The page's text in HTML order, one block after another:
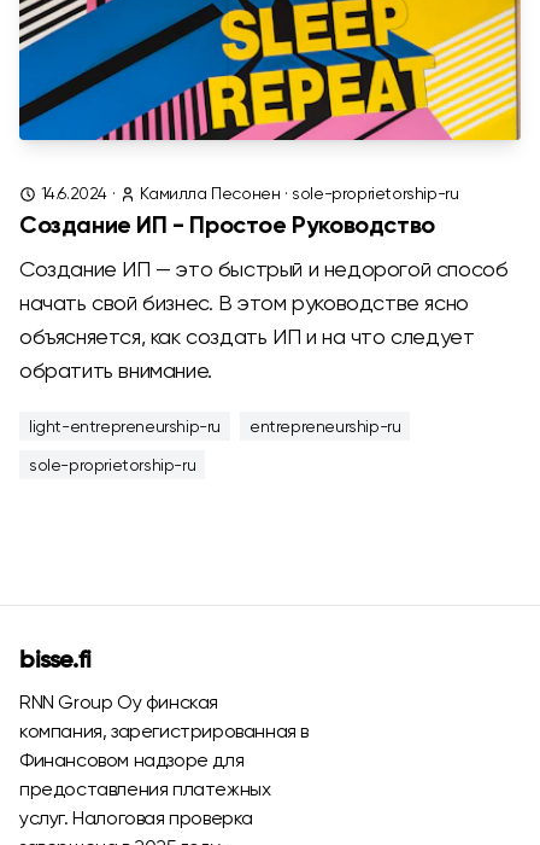
14.6.2024 · Камилла Песонен · sole-proprietorship-ru
Создание ИП - Простое Руководство
Создание ИП — это быстрый и недорогой способ
начать свой бизнес. В этом руководстве ясно
объясняется, как создать ИП и на что следует
обратить внимание.
light-entrepreneurship-ru
entrepreneurship-ru
sole-proprietorship-ru
bisse.fi
RNN Group Oy финская
компания, зарегистрированная в
Финансовом надзоре для
предоставления платежных
услуг. Налоговая проверка